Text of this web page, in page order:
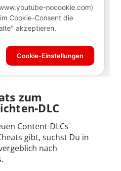
zum
DLC
Content-DLCs
gibt, suchst Du in
nach